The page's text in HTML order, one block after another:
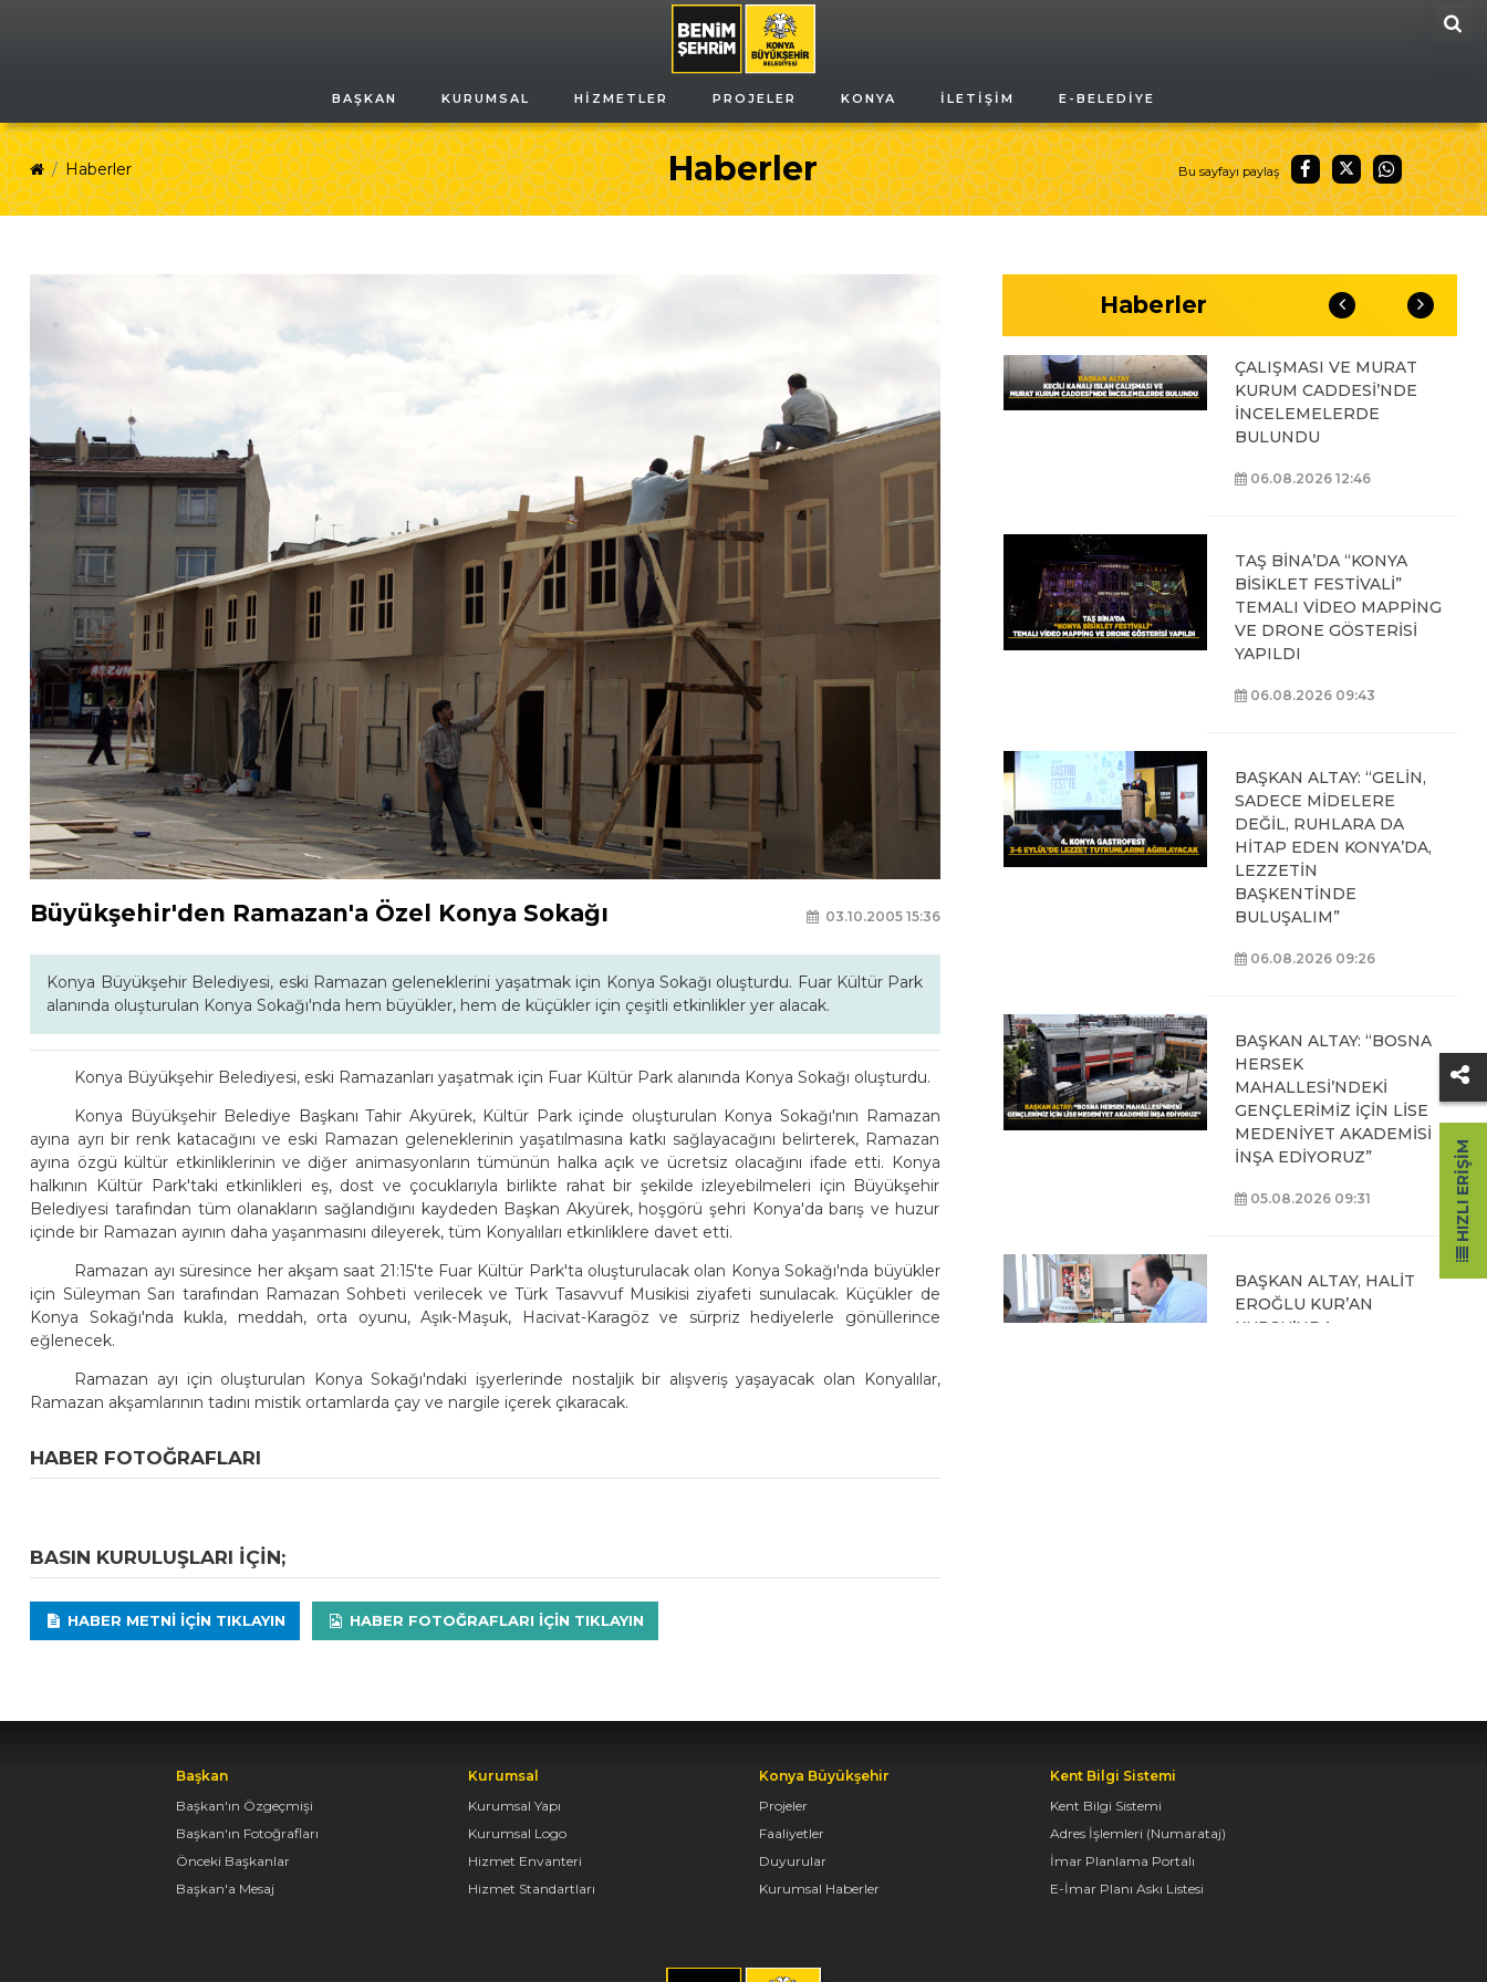
BAŞKAN KURUMSAL HIZMETLER PROJELER KONYA İLETIŞIM E-BELEDIYE
Haberler
Haberler Bu sayfayı paylaş
Büyükşehir'den Ramazan'a Özel Konya Sokağı 03.10.2005 15:36
Konya Büyükşehir Belediyesi, eski Ramazan geleneklerini yaşatmak için Konya Sokağı oluşturdu. Fuar Kültür Park
alanında oluşturulan Konya Sokağı'nda hem büyükler, hem de küçükler için çeşitli etkinlikler yer alacak.
Konya Büyükşehir Belediyesi, eski Ramazanları yaşatmak için Fuar Kültür Park alanında Konya Sokağı oluşturdu.
Konya Büyükşehir Belediye Başkanı Tahir Akyürek, Kültür Park içinde oluşturulan Konya Sokağı'nın Ramazan
ayına ayrı bir renk katacağını ve eski Ramazan geleneklerinin yaşatılmasına katkı sağlayacağını belirterek, Ramazan
ayına özgü kültür etkinliklerinin ve diğer animasyonların tümünün halka açık ve ücretsiz olacağını ifade etti. Konya
halkının Kültür Park'taki etkinlikleri eş, dost ve çocuklarıyla birlikte rahat bir şekilde izleyebilmeleri için Büyükşehir
Belediyesi tarafından tüm olanakların sağlandığını kaydeden Başkan Akyürek, hoşgörü şehri Konya'da barış ve huzur
içinde bir Ramazan ayının daha yaşanmasını dileyerek, tüm Konyalıları etkinliklere davet etti.
Ramazan ayı süresince her akşam saat 21:15'te Fuar Kültür Park'ta oluşturulacak olan Konya Sokağı'nda büyükler
için Süleyman Sarı tarafından Ramazan Sohbeti verilecek ve Türk Tasavvuf Musikisi ziyafeti sunulacak. Küçükler de
Konya Sokağı'nda kukla, meddah, orta oyunu, Aşık-Maşuk, Hacivat-Karagöz ve sürpriz hediyelerle gönüllerince
eğlenecek.
Ramazan ayı için oluşturulan Konya Sokağı'ndaki işyerlerinde nostaljik bir alışveriş yaşayacak olan Konyalılar,
Ramazan akşamlarının tadını mistik ortamlarda çay ve nargile içerek çıkaracak.
HABER FOTOĞRAFLARI
BASIN KURULUŞLARI IÇIN;
HABER METNI IÇIN TIKLAYIN HABER FOTOĞRAFLARI IÇIN TIKLAYIN
Haberler
OYUNLARI’NIN FİNAL
TURUNDA
ÖĞRENCİLERİN
HEYECANINI PAYLAŞTI
BAŞKAN ALTAY, KEÇİLİ
ÇALIŞMASI VE MURAT
KURUM CADDESİ’NDE
İNCELEMELERDE
BULUNDU
06.08.2026 12:46
TAŞ BİNA’DA “KONYA
BİSİKLET FESTİVALİ”
TEMALI VİDEO MAPPİNG
VE DRONE GÖSTERİSİ
YAPILDI
06.08.2026 09:43
BAŞKAN ALTAY: “GELİN,
SADECE MİDELERE
DEĞİL, RUHLARA DA
HİTAP EDEN KONYA’DA,
LEZZETİN
BAŞKENTİNDE
BULUŞALIM”
06.08.2026 09:26
BAŞKAN ALTAY: “BOSNA
HERSEK
MAHALLESİ’NDEKİ
GENÇLERİMİZ İÇİN LİSE
MEDENİYET AKADEMİSİ
İNŞA EDİYORUZ”
05.08.2026 09:31
BAŞKAN ALTAY, HALİT
EROĞLU KUR’AN
KURSU’NDA
Başkan
Başkan'ın Özgeçmişi
Başkan'ın Fotoğrafları
Önceki Başkanlar
Başkan'a Mesaj
Kurumsal
Kurumsal Yapı
Kurumsal Logo
Hizmet Envanteri
Hizmet Standartları
Konya Büyükşehir
Projeler
Faaliyetler
Duyurular
Kurumsal Haberler
Kent Bilgi Sistemi
Kent Bilgi Sistemi
Adres İşlemleri (Numarataj)
İmar Planlama Portalı
E-İmar Planı Askı Listesi
HIZLI ERIŞIM